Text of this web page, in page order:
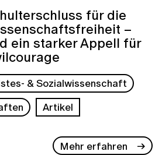
für die
–
ein starker Appell für
& Sozialwissenschaft
Artikel
Mehr erfahren